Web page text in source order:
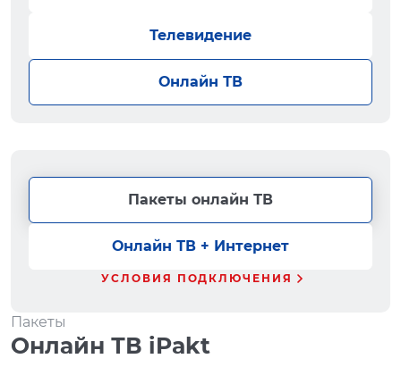
Телевидение
Онлайн ТВ
Пакеты онлайн ТВ
Онлайн ТВ + Интернет
УСЛОВИЯ ПОДКЛЮЧЕНИЯ
Пакеты
Онлайн ТВ iPakt